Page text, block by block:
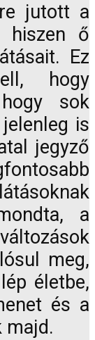
jutott a
hiszen ő
Ez
hogy
sok
is
jegyző
a
meg,
életbe,
és a
majd.